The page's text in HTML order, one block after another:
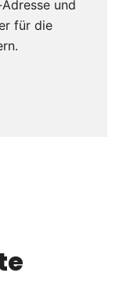
und
für die